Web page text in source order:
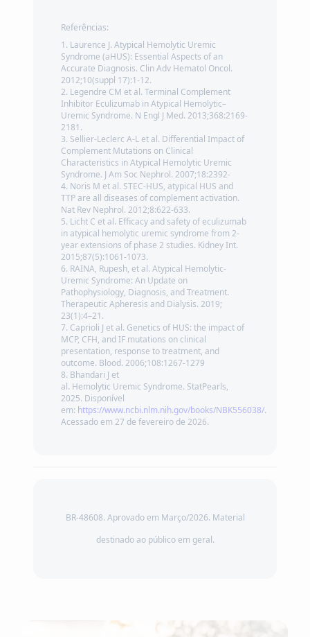
Referências:
Laurence J. Atypical Hemolytic Uremic
Syndrome (aHUS): Essential Aspects of an
Accurate Diagnosis. Clin Adv Hematol Oncol.
2012;10(suppl 17):1-12.
Legendre CM et al. Terminal Complement
Inhibitor Eculizumab in Atypical Hemolytic–
Uremic Syndrome. N Engl J Med. 2013;368:2169-
2181.
Sellier-Leclerc A-L et al. Differential Impact of
Complement Mutations on Clinical
Characteristics in Atypical Hemolytic Uremic
Syndrome. J Am Soc Nephrol. 2007;18:2392-
Noris M et al. STEC-HUS, atypical HUS and
TTP are all diseases of complement activation.
Nat Rev Nephrol. 2012;8:622-633.
Licht C et al. Efficacy and safety of eculizumab
in atypical hemolytic uremic syndrome from 2-
year extensions of phase 2 studies. Kidney Int.
2015;87(5):1061-1073.
RAINA, Rupesh, et al. Atypical Hemolytic-
Uremic Syndrome: An Update on
Pathophysiology, Diagnosis, and Treatment.
Therapeutic Apheresis and Dialysis. 2019;
23(1):4–21.
Caprioli J et al. Genetics of HUS: the impact of
MCP, CFH, and IF mutations on clinical
presentation, response to treatment, and
outcome. Blood. 2006;108:1267-1279
Bhandari J et
al. Hemolytic Uremic Syndrome. StatPearls,
2025. Disponível
em: https://www.ncbi.nlm.nih.gov/books/NBK556038/.
Acessado em 27 de fevereiro de 2026.
BR-48608. Aprovado em Março/2026. Material
destinado ao público em geral.